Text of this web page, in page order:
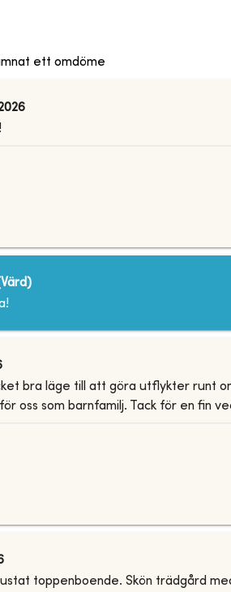
ett omdöme
Värd )
bra läge till att göra utflykter runt
oss som barnfamilj. Tack för en fin
toppenboende. Skön trädgård